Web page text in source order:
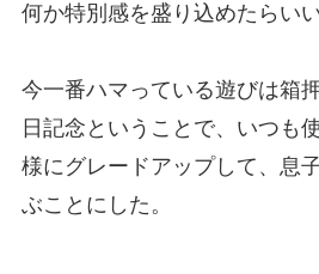
何か特別感を盛り込めたらい
今一番ハマっている遊びは箱
日記念ということで、いつも
様にグレードアップして、息
ぶことにした。